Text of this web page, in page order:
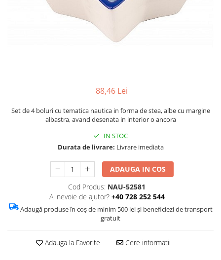
Barci, vapoare, ambarcatiuni
88,46 Lei
Set de 4 boluri cu tematica nautica in forma de stea, albe cu margine
albastra, avand desenata in interior o ancora
IN STOC
Durata de livrare: Livrare imediata
ADAUGA IN COS
Cod Produs: NAU-52581
Ai nevoie de ajutor? +40 728 252 544
Adaugă produse în coș de minim 500 lei și beneficiezi de transport
gratuit
Adauga la Favorite Cere informatii